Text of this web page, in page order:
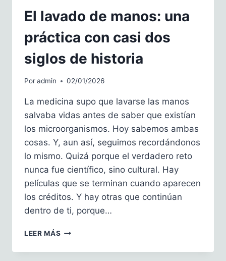
El lavado de manos: una
práctica con casi dos
siglos de historia
Poradmin 02/01/2026
La medicina supo que lavarse las manos
salvaba vidas antes de saber que existían
los microorganismos. Hoy sabemos ambas
cosas. Y, aun así, seguimos recordándonos
lo mismo. Quizá porque el verdadero reto
nunca fue científico, sino cultural. Hay
películas que se terminan cuando aparecen
los créditos. Y hay otras que continúan
dentro de ti, porque…
LEER MÁS EL
DE